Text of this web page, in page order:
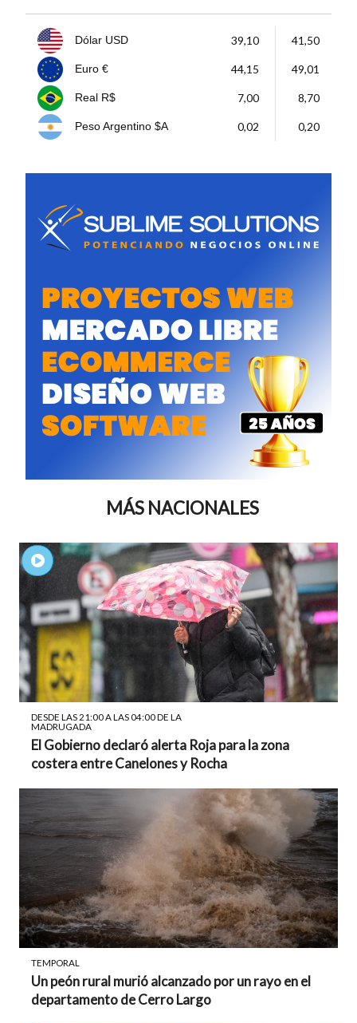
Dólar USD 39,10 41,50
Euro € 44,15 49,01
Real R$ 7,00 8,70
Peso Argentino $A 0,02 0,20
MÁS NACIONALES
DESDE LAS 21:00 A LAS 04:00 DE LA
MADRUGADA
El Gobierno declaró alerta Roja para la zona
costera entre Canelones y Rocha
TEMPORAL
Un peón rural murió alcanzado por un rayo en el
departamento de Cerro Largo